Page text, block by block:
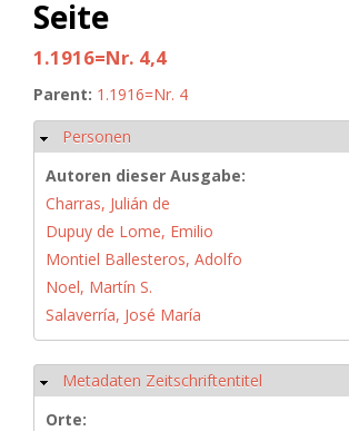
Seite
1.1916=Nr. 4,4
Parent: 1.1916=Nr. 4
Hide
Personen
Autoren dieser Ausgabe:
Charras, Julián de
Dupuy de Lome, Emilio
Montiel Ballesteros, Adolfo
Noel, Martín S.
Salaverría, José María
Hide
Metadaten Zeitschriftentitel
Orte: